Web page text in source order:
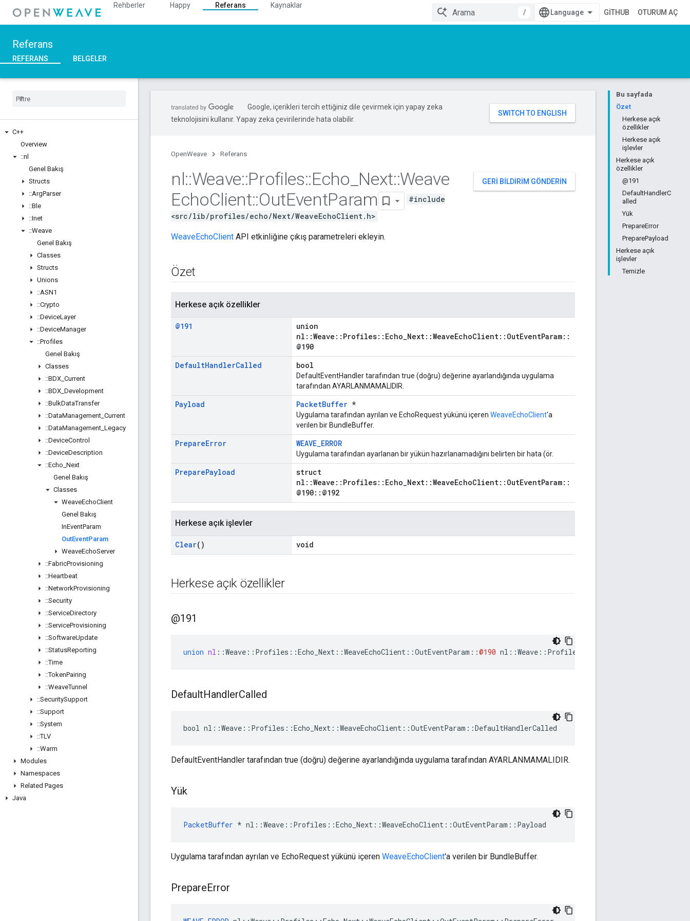
Rehberler Happy Referans
Kaynaklar
/
GITHUB OTURUM AÇ
Referans
REFERANS BELGELER
C++
Overview
::nl
Genel Bakış
Structs
::ArgParser
::Ble
::Inet
::Weave
Genel Bakış
Classes
Structs
Unions
::ASN1
::Crypto
::DeviceLayer
::DeviceManager
::Profiles
Genel Bakış
Classes
::BDX Current
::BDX Development
::BulkDataTransfer
::DataManagement Current
::DataManagement Legacy
::DeviceControl
::DeviceDescription
::Echo Next
Genel Bakış
Classes
WeaveEchoClient
Genel Bakış
InEventParam
OutEventParam
WeaveEchoServer
::FabricProvisioning
::Heartbeat
::NetworkProvisioning
::Security
::ServiceDirectory
::ServiceProvisioning
::SoftwareUpdate
::StatusReporting
::Time
::TokenPairing
::WeaveTunnel
::SecuritySupport
::Support
::System
::TLV
::Warm
Modules
Namespaces
Related Pages
Java
Bu sayfada
Özet
Herkese açık
özellikler
Herkese açık
işlevler
Herkese açık
özellikler
@191
DefaultHandlerC
alled
Yük
PrepareError
PreparePayload
Herkese açık
işlevler
Temizle
Google, içerikleri tercih ettiğiniz dile çevirmek için yapay zeka
teknolojisini kullanır. Yapay zeka çevirilerinde hata olabilir.
OpenWeave Referans
GERI BILDIRIM GÖNDERIN
nl::Weave::Profiles::Echo Next::Weave
EchoClient::OutEventParam
#include
<src/lib/profiles/echo/Next/WeaveEchoClient.h>
WeaveEchoClient API etkinliğine çıkış parametreleri ekleyin.
Özet
Herkese açık özellikler
@191
union
nl::Weave::Profiles::Echo_Next::WeaveEchoClient::OutEventParam::
@190
DefaultHandlerCalled bool
DefaultEventHandler tarafından true (doğru) değerine ayarlandığında uygulama
tarafından AYARLANMAMALIDIR.
Payload PacketBuffer *
Uygulama tarafından ayrılan ve EchoRequest yükünü içeren WeaveEchoClient'a
verilen bir BundleBuffer.
PrepareError WEAVE_ERROR
Uygulama tarafından ayarlanan bir yükün hazırlanamadığını belirten bir hata (ör.
PreparePayload
struct
nl::Weave::Profiles::Echo_Next::WeaveEchoClient::OutEventParam::
@190::@192
Herkese açık işlevler
Clear() void
Herkese açık özellikler
@191
union nl ::Weave :: Profiles ::Echo_Next ::WeaveEchoClient ::OutEventParam ::@190 nl ::Weave :: Profiles
DefaultHandlerCalled
bool nl::Weave::Profiles::Echo_Next::WeaveEchoClient::OutEventParam::DefaultHandlerCalled
DefaultEventHandler tarafından true (doğru) değerine ayarlandığında uygulama tarafından AYARLANMAMALIDIR.
Yük
PacketBuffer * nl ::Weave :: Profiles ::Echo_Next ::WeaveEchoClient ::OutEventParam :: Payload
Uygulama tarafından ayrılan ve EchoRequest yükünü içeren WeaveEchoClient'a verilen bir BundleBuffer.
PrepareError